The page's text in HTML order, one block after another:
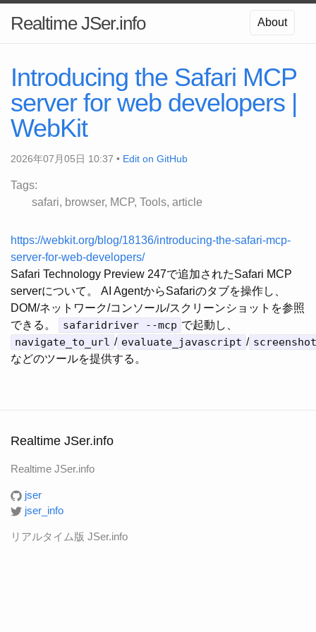
Realtime JSer.info About
Introducing the Safari MCP
server for web developers |
WebKit
2026年07月05日 10:37 • Edit on GitHub
Tags:
safari
browser MCP Tools article
https://webkit.org/blog/18136/introducing-the-safari-mcp-
server-for-web-developers/
Safari Technology Preview 247で追加されたSafari MCP
serverについて。 AI AgentからSafariのタブを操作し、
DOM/ネットワーク/コンソール/スクリーンショットを参照
できる。
safaridriver --mcp で起動し、
navigate_to_url / evaluate_javascript / screenshot
などのツールを提供する。
Realtime JSer.info
Realtime JSer.info
jser
jser_info
リアルタイム版 JSer.info